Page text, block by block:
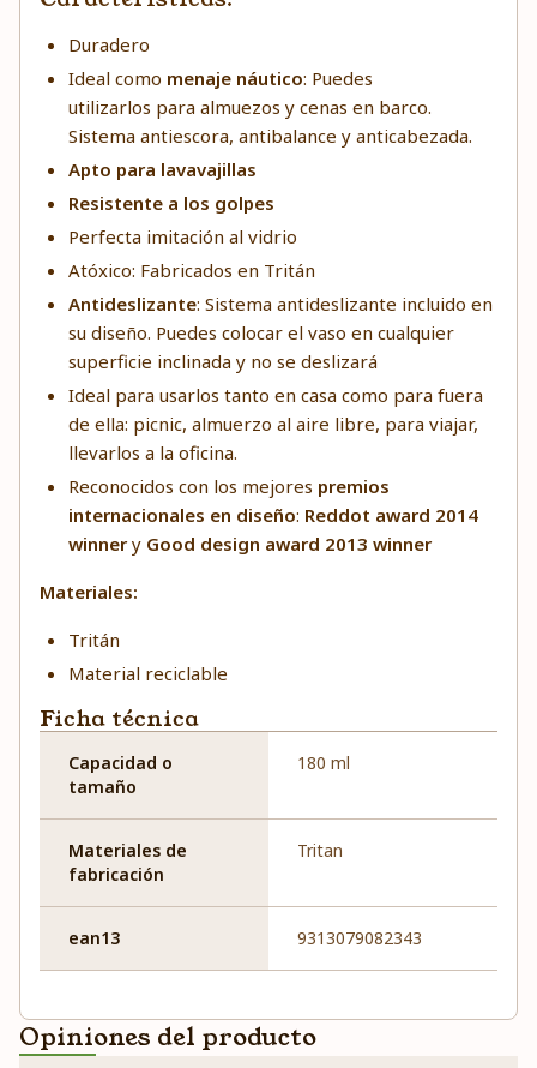
Duradero
Ideal como menaje náutico: Puedes
utilizarlos para almuezos y cenas en barco.
Sistema antiescora, antibalance y anticabezada.
Apto para lavavajillas
Resistente a los golpes
Perfecta imitación al vidrio
Atóxico: Fabricados en Tritán
Antideslizante: Sistema antideslizante incluido en
su diseño. Puedes colocar el vaso en cualquier
superficie inclinada y no se deslizará
Ideal para usarlos tanto en casa como para fuera
de ella: picnic, almuerzo al aire libre, para viajar,
llevarlos a la oficina.
Reconocidos con los mejores premios
internacionales en diseño: Reddot award 2014
winnery Good design award 2013 winner
Materiales:
Tritán
Material reciclable
Ficha técnica
Capacidad o
tamaño
180 ml
Materiales de
fabricación
Tritan
ean13 9313079082343
Opiniones del producto